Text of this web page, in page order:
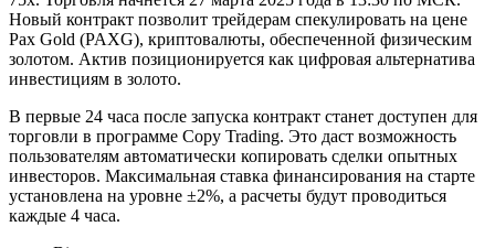
Новый контракт позволит трейдерам спекулировать на цене
Pax Gold (PAXG), криптовалюты, обеспеченной физическим
золотом. Актив позиционируется как цифровая альтернатива
инвестициям в золото.
В первые 24 часа после запуска контракт станет доступен для
торговли в программе Copy Trading. Это даст возможность
пользователям автоматически копировать сделки опытных
инвесторов. Максимальная ставка финансирования на старте
установлена на уровне ±2%, а расчеты будут проводиться
каждые 4 часа.